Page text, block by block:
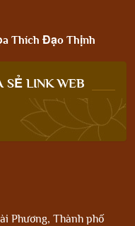
Thích Đạo Thịnh
SẺ LINK WEB
Phương, Thành phố